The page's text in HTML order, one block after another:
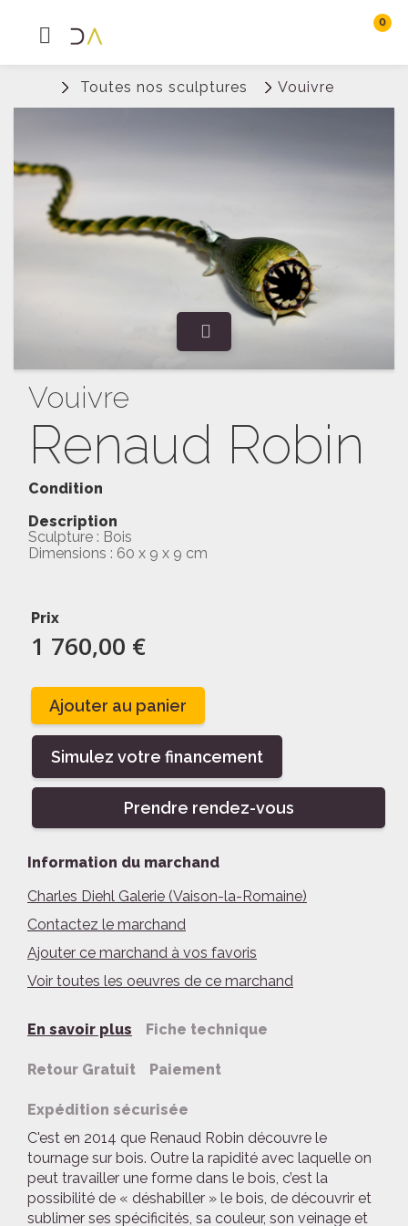
MENU
0
Connexion
Toutes nos sculptures Vouivre
Vouivre
Renaud Robin
Condition
Description
Sculpture : Bois
Dimensions : 60 x 9 x 9 cm
Prix
1 760,00 €
Ajouter au panier
Simulez votre financement
Prendre rendez-vous
Information du marchand
Charles Diehl Galerie (Vaison-la-Romaine)
Contactez le marchand
Ajouter ce marchand à vos favoris
Voir toutes les oeuvres de ce marchand
En savoir plus Fiche technique
Retour Gratuit Paiement
Expédition sécurisée
C'est en 2014 que Renaud Robin découvre le
tournage sur bois. Outre la rapidité avec laquelle on
peut travailler une forme dans le bois, c’est la
possibilité de « déshabiller » le bois, de découvrir et
sublimer ses spécificités, sa couleur, son veinage et